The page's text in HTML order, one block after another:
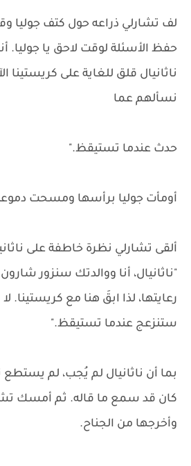
لف تشارلي ذراعه حول كتف جوليا
حفظ الأسئلة لوقت لاحق يا جوليا.
ناثانيال قلق للغاية على كريستينا
نسألهم عما
حدث عندما تستيقظ."
أومأت جوليا برأسها ومسحت
ألقى تشارلي نظرة خاطفة على
"ناثانيال، أنا ووالدتك سنزور
رعايتها، لذا ابقَ هنا مع كريستينا.
ستنزعج عندما تستيقظ."
بما أن ناثانيال لم يُجب، لم يستطع
كان قد سمع ما قاله. ثم أمسك
وأخرجها من الجناح.